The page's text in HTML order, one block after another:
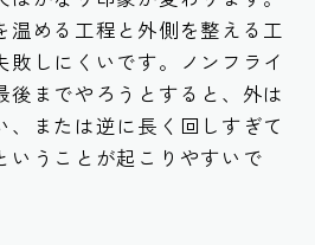
温める工程と外側を整える工
敗しにくいです。ノンフライ
後までやろうとすると、外は
、または逆に長く回しすぎて
いうことが起こりやすいで